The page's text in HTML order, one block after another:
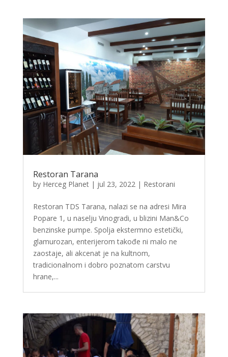
Restoran Tarana
by Herceg Planet| jul 23, 2022| Restorani
Restoran TDS Tarana, nalazi se na adresi Mira
Popare 1, u naselju Vinogradi, u blizini Man&Co
benzinske pumpe. Spolja ekstermno estetički,
glamurozan, enterijerom takođe ni malo ne
zaostaje, ali akcenat je na kultnom,
tradicionalnom i dobro poznatom carstvu
hrane,...